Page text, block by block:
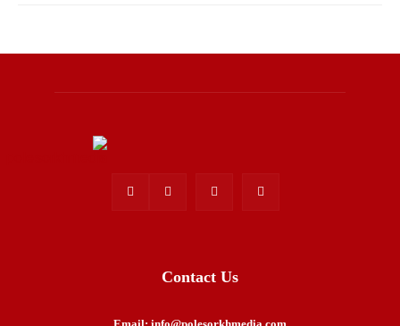
Contact Us